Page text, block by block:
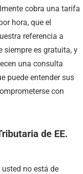
cobra una tarifa
hora, que el
referencia a
siempre es gratuita, y
una consulta
puede entender sus
con
de EE.
no está de